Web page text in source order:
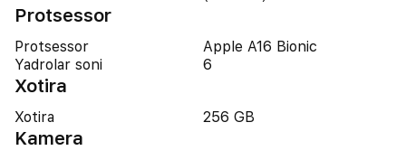
Protsessor
Protsessor
Apple A16 Bionic
Yadrolar soni
6
Xotira
Xotira 256 GB
Kamera